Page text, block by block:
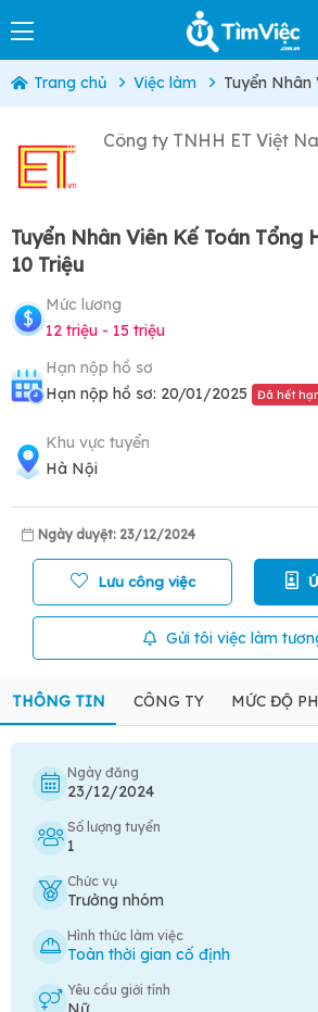
Trang chủ Việc làm Tuyển Nhân
Công ty TNHH ET Việt
Tuyển Nhân Viên Kế Toán Tổng
10 Triệu
Mức lương
12 triệu - 15 triệu
Hạn nộp hồ sơ
Hạn nộp hồ sơ: 20/01/2025
Đã hết
Khu vực tuyển
Hà Nội
Ngày duyệt: 23/12/2024
Lưu công việc
Gửi tôi việc làm
THÔNG TIN CÔNG TY MỨC ĐỘ
Ngày đăng
23/12/2024
Số lượng tuyển
1
Chức vụ
Trưởng nhóm
Hình thức làm việc
Toàn thời gian cố định
Yêu cầu giới tính